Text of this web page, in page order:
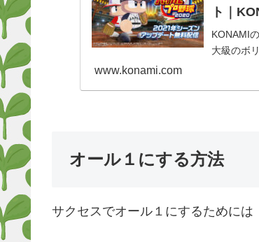
ト｜
KONAMI
大級のボ
www.konami.com
オール１にする方法
サクセスでオール１にするためには